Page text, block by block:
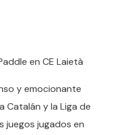
en CE Laietà
y emocionante
Catalán y la Liga de
juegos jugados en